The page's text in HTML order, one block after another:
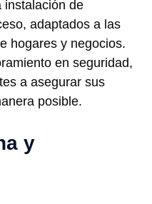
instalación de
adaptados a las
hogares y negocios.
en seguridad,
a asegurar sus
posible.
y